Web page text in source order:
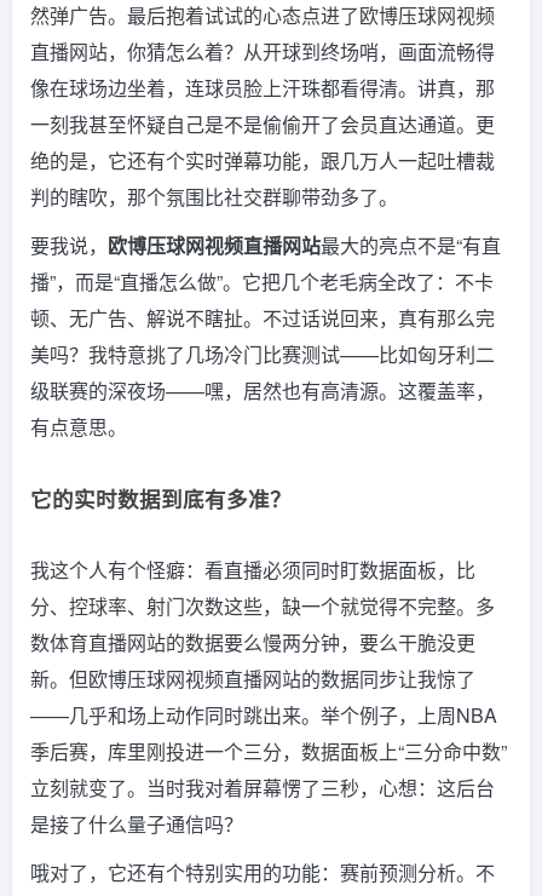
然弹广告。最后抱着试试的心态点进了欧博压球网视频
直播网站，你猜怎么着？从开球到终场哨，画面流畅得
像在球场边坐着，连球员脸上汗珠都看得清。讲真，那
一刻我甚至怀疑自己是不是偷偷开了会员直达通道。更
绝的是，它还有个实时弹幕功能，跟几万人一起吐槽裁
判的瞎吹，那个氛围比社交群聊带劲多了。
要我说， 欧博压球网视频直播网站最大的亮点不是“有直
播”，而是“直播怎么做”。它把几个老毛病全改了：不卡
顿、无广告、解说不瞎扯。不过话说回来，真有那么完
美吗？我特意挑了几场冷门比赛测试——比如匈牙利二
级联赛的深夜场——嘿，居然也有高清源。这覆盖率，
有点意思。
它的实时数据到底有多准？
我这个人有个怪癖：看直播必须同时盯数据面板，比
分、控球率、射门次数这些，缺一个就觉得不完整。多
数体育直播网站的数据要么慢两分钟，要么干脆没更
新。但欧博压球网视频直播网站的数据同步让我惊了
——几乎和场上动作同时跳出来。举个例子，上周NBA
季后赛，库里刚投进一个三分，数据面板上“三分命中数”
立刻就变了。当时我对着屏幕愣了三秒，心想：这后台
是接了什么量子通信吗？
哦对了，它还有个特别实用的功能：赛前预测分析。不